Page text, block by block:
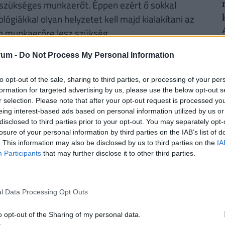
- Do Not Process My Personal Information
opt-out of the sale, sharing to third parties, or processing of your
for targeted advertising by us, please use the below opt-out
selection. Please note that after your opt-out request is processed
interest-based ads based on personal information utilized by us
to third parties prior to your opt-out. You may separately
of your personal information by third parties on the IAB’s list of
This information may also be disclosed by us to third parties on the
Participants that may further disclose it to other third parties.
Data Processing Opt Outs
opt-out of the Sharing of my personal data.
munkaerőt. Éppen ezért ő sokkal
olyan helyzetet kell majd kialakítani az
lesz szükség.
ki, miközben 17 681 új ház épült.
hogy igény és pénz is lenne új
munkaerő. Ekkora gap hosszú-
és a megvalósulások száma között
bemutatott néhány - prognosztizált - 2019-